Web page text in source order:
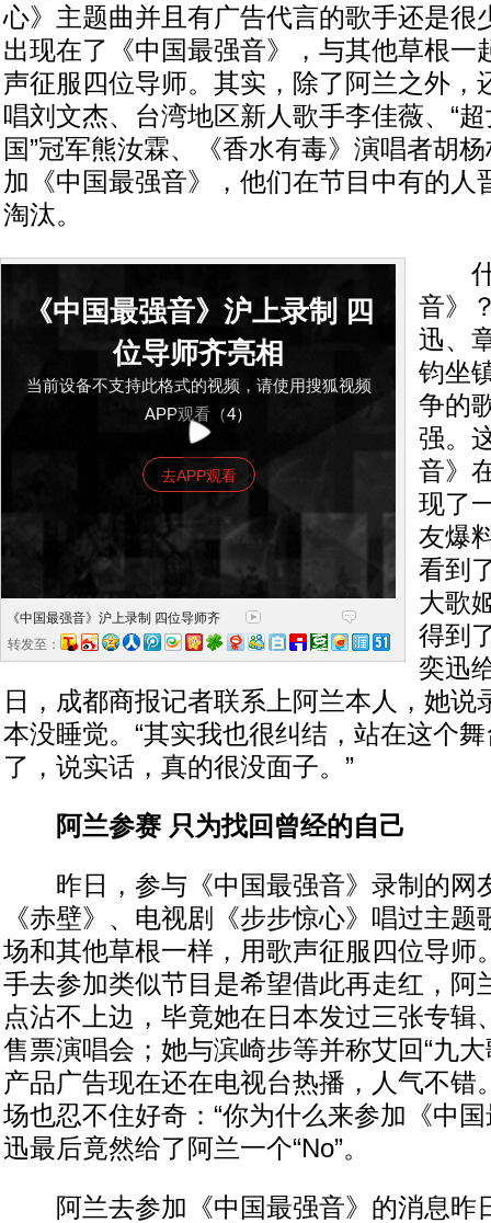
心》主题曲并且有广告代言的歌手还是很
出现在了《中国最强音》，与其他草根一
声征服四位导师。其实，除了阿兰之外，
唱刘文杰、台湾地区新人歌手李佳薇、“超
国”冠军熊汝霖、《香水有毒》演唱者胡
加《中国最强音》，他们在节目中有的人
淘汰。
《中国最强音》沪上录制 四
位导师齐亮相
当前设备不支持此格式的视频，请使用搜狐视频
APP观看（4）
去APP观看
《中国最强音》沪上录制 四位导师齐
转发至：
什
音》
迅、
钧坐
争的
强。
音》
现了
友爆
看到
大歌
得到
奕迅
日，成都商报记者联系上阿兰本人，她说
本没睡觉。“其实我也很纠结，站在这个
了，说实话，真的很没面子。”
阿兰参赛 只为找回曾经的自己
昨日，参与《中国最强音》录制的网
《赤壁》、电视剧《步步惊心》唱过主题
场和其他草根一样，用歌声征服四位导师
手去参加类似节目是希望借此再走红，阿
点沾不上边，毕竟她在日本发过三张专辑
售票演唱会；她与滨崎步等并称艾回“九
产品广告现在还在电视台热播，人气不错
场也忍不住好奇：“你为什么来参加《中
迅最后竟然给了阿兰一个“No”。
阿兰去参加《中国最强音》的消息昨